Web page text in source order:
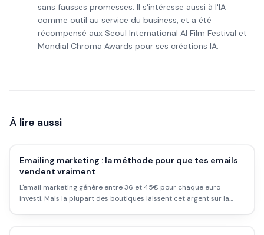
sans fausses promesses. Il s'intéresse aussi à l'IA
comme outil au service du business, et a été
récompensé aux Seoul International AI Film Festival et
Mondial Chroma Awards pour ses créations IA.
À lire aussi
Emailing marketing : la méthode pour que tes emails
vendent vraiment
L'email marketing génère entre 36 et 45€ pour chaque euro
investi. Mais la plupart des boutiques laissent cet argent sur la